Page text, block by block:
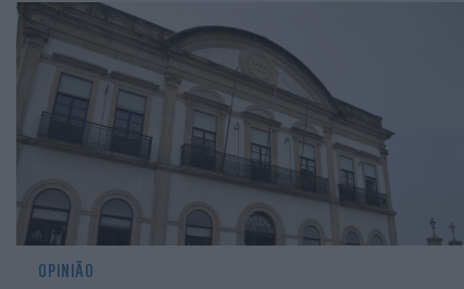
OPINIÃO